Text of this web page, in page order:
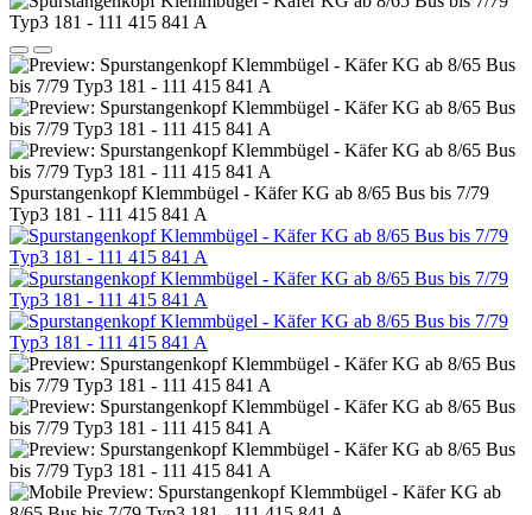
Spurstangenkopf Klemmbügel - Käfer KG ab 8/65 Bus bis 7/79
Typ3 181 - 111 415 841 A